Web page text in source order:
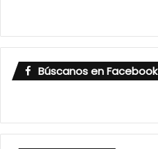
Búscanos en Facebook